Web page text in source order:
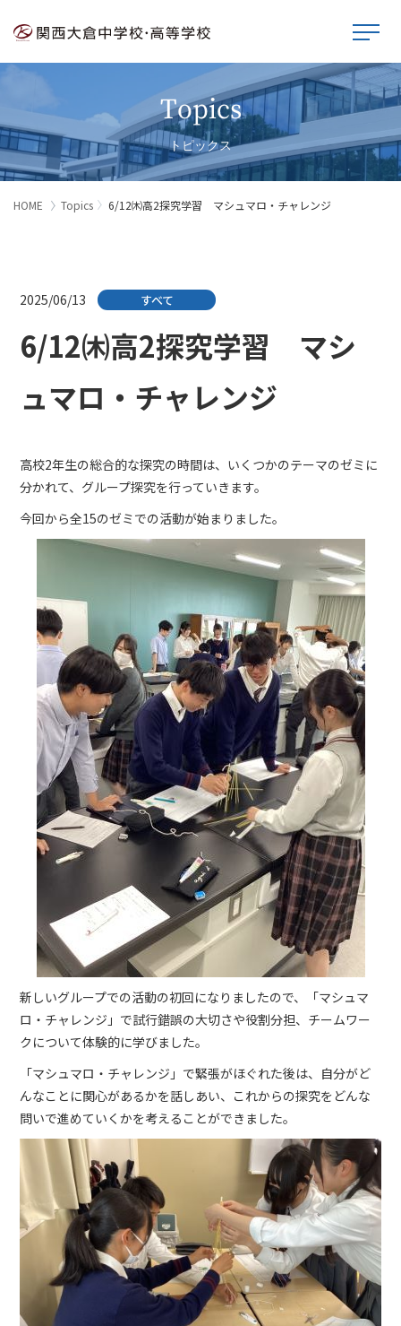
Topics
トピックス
HOME Topics 6/12㈭高2探究学習 マシュマロ・チャレンジ
2025/06/13 すべて
6/12㈭高2探究学習 マシ
ュマロ・チャレンジ
高校2年生の総合的な探究の時間は、いくつかのテーマのゼミに
分かれて、グループ探究を行っていきます。
今回から全15のゼミでの活動が始まりました。
新しいグループでの活動の初回になりましたので、「マシュマ
ロ・チャレンジ」で試行錯誤の大切さや役割分担、チームワー
クについて体験的に学びました。
「マシュマロ・チャレンジ」で緊張がほぐれた後は、自分がど
んなことに関心があるかを話しあい、これからの探究をどんな
問いで進めていくかを考えることができました。